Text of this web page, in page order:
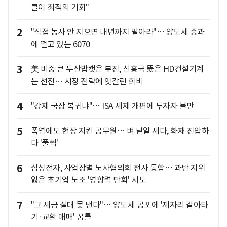
클이 최적의 기회"
2
"직접 농사 안 지으면 내년까지 팔아라"… 양도세 중과
에 떨고 있는 6070
3
美 비중 큰 두산밥캣은 부진, 신흥국 뚫은 HD건설기계
는 선전… 시장 전략에 엇갈린 희비
4 "강제 국장 복귀냐"… ISA 세제 개편에 투자자 불만
5
폭염에도 현장 지킨 공무원… 벼 낱알 세다, 화재 진압하
다 '풀썩'
6
삼성전자, 사업장별 노사협의회 전사 통합… 과반 지위
잃은 초기업 노조 '영향력 만회' 시도
7
"그 세금 절대 못 낸다"… 양도세 공포에 '제자리 갈아타
기·교환 매매' 꿈틀